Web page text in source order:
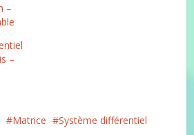
–
–
Matrice Système différentiel